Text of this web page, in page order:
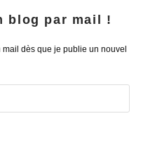
blog par mail !
dès que je publie un nouvel